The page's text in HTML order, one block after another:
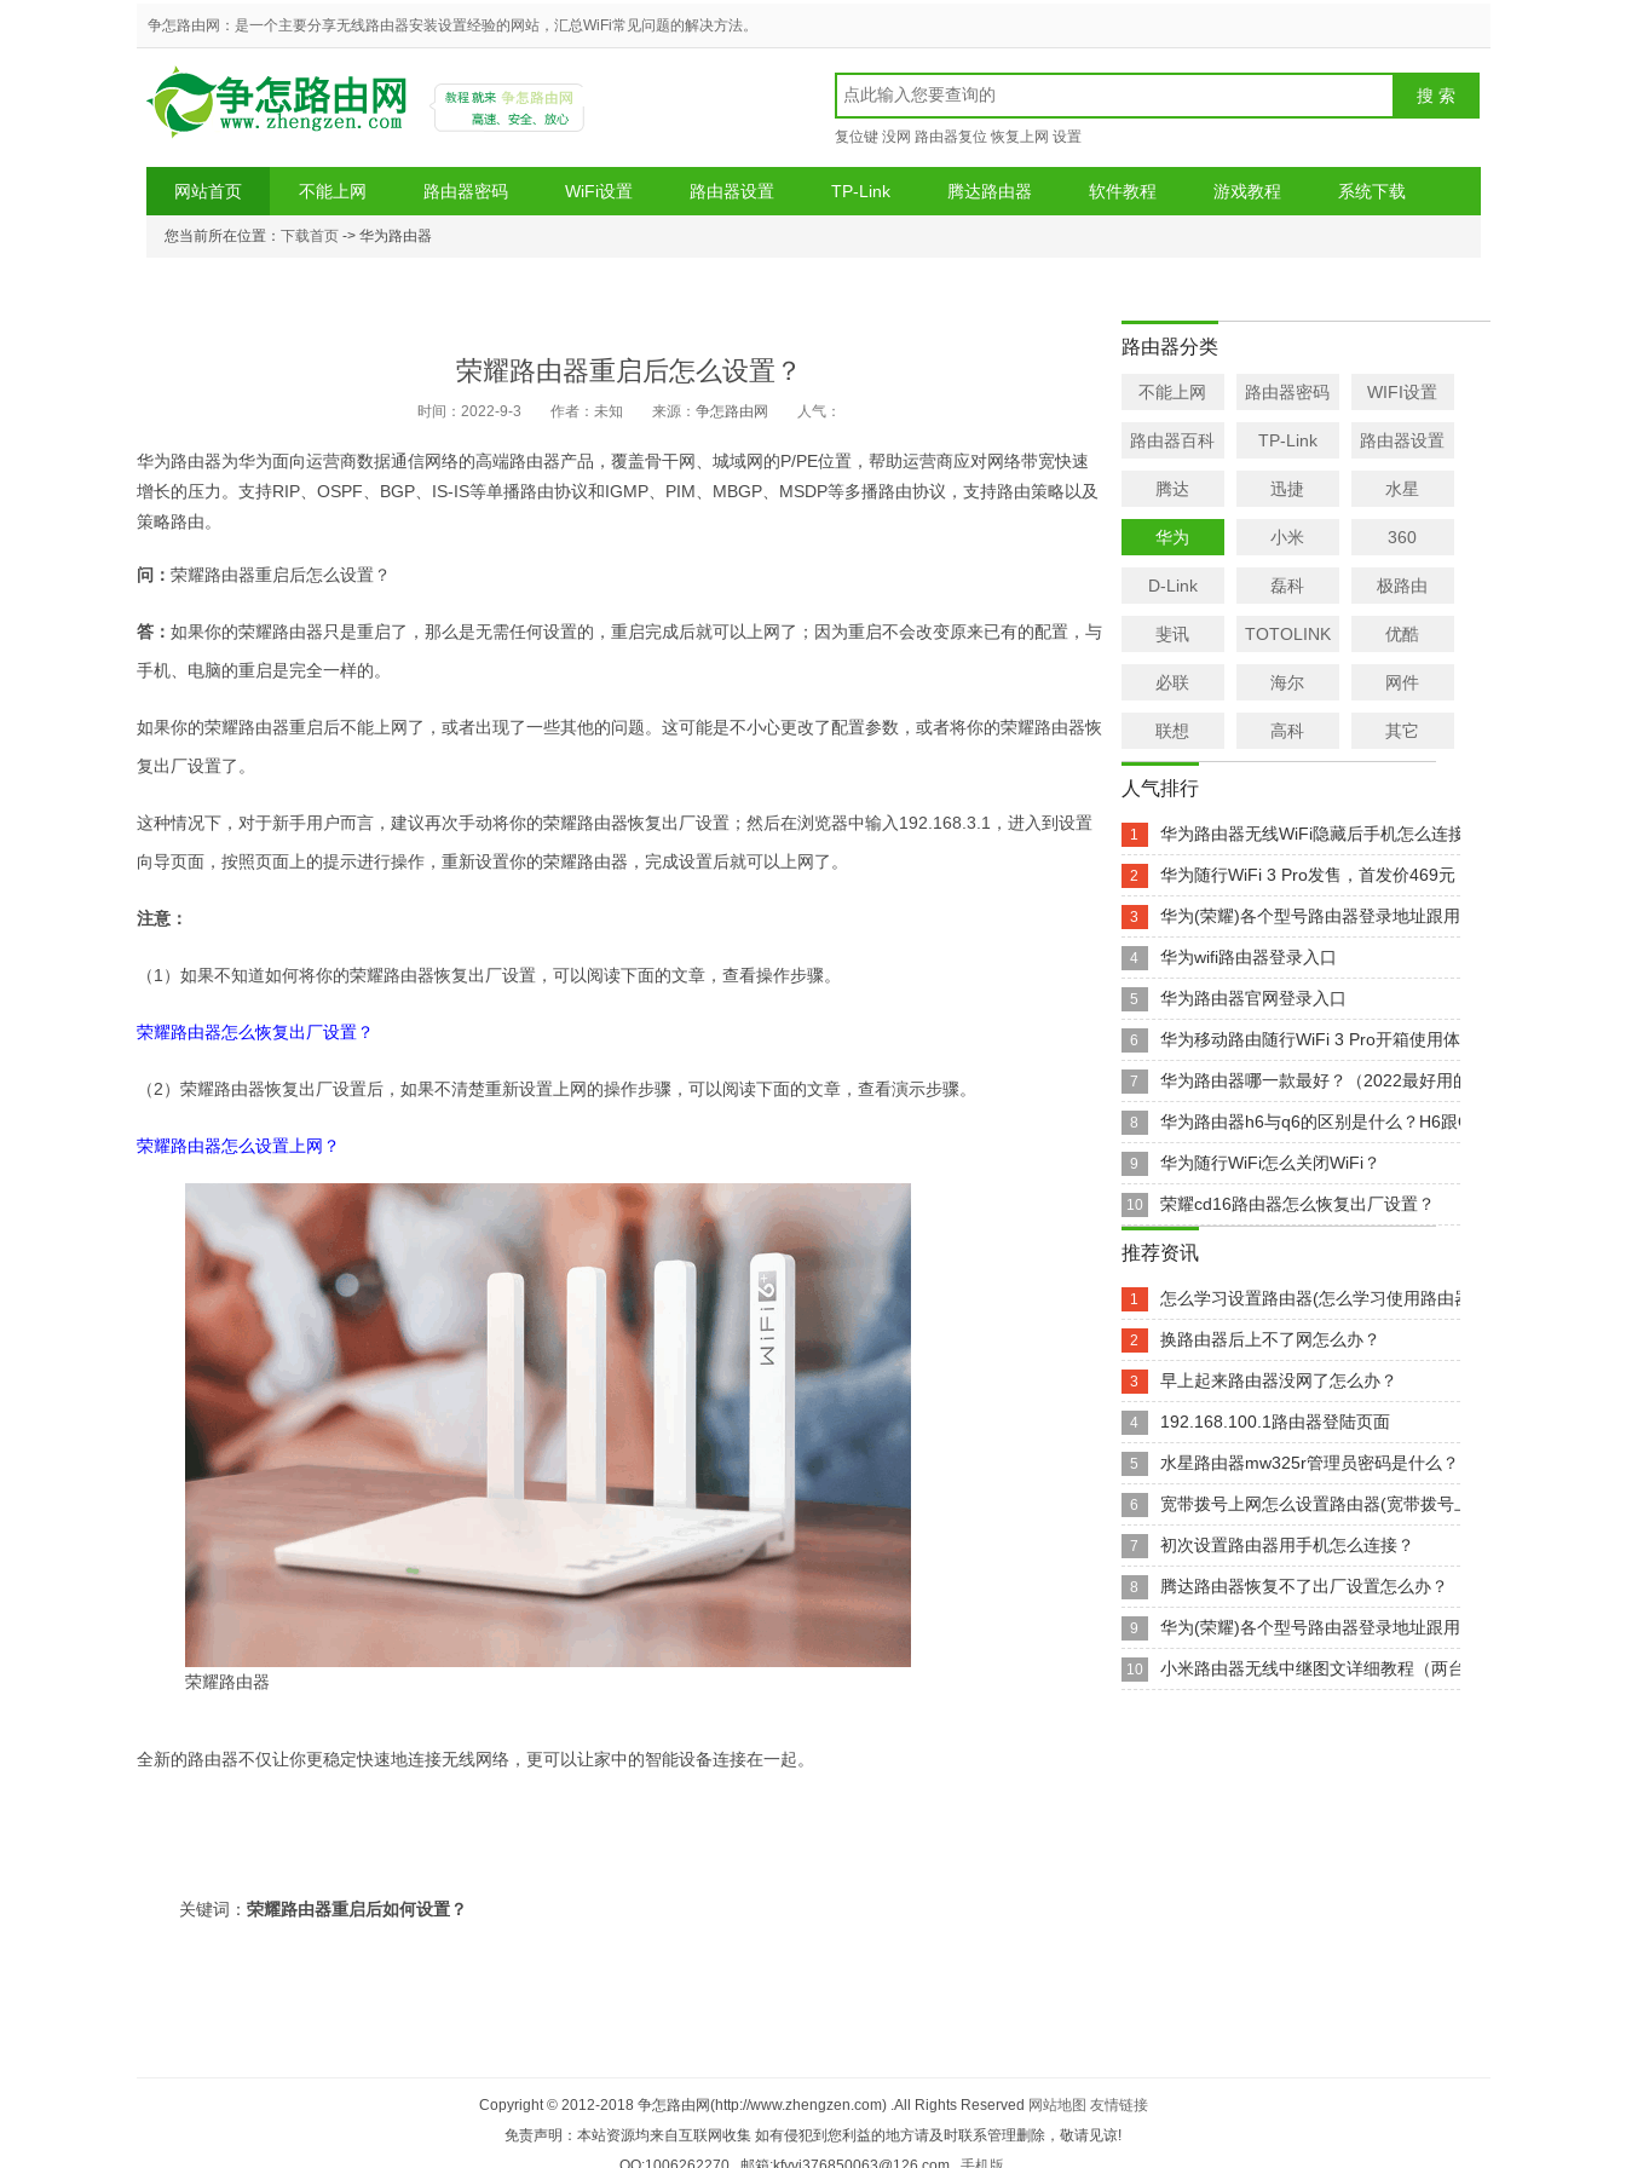
争怎路由网：是一个主要分享无线路由器安装设置经验的网站，汇总WiFi常见问题的解决方法。
争怎路由网
复位键 没网 路由器复位 恢复上网 设置
网站首页 不能上网 路由器密码 WiFi设置 路由器设置 TP-Link 腾达路由器 软件教程 游戏教程 系统下载
您当前所在位置： 下载首页-> 华为路由器
荣耀路由器重启后怎么设置？
时间：2022-9-3 作者：未知 来源： 争怎路由网 人气：
华为路由器为华为面向运营商数据通信网络的高端路由器产品，覆盖骨干网、城域网的P/PE位置，帮助运营商应对网络带宽快速
增长的压力。支持RIP、OSPF、BGP、IS-IS等单播路由协议和IGMP、PIM、MBGP、MSDP等多播路由协议，支持路由策略以及
策略路由。
问： 荣耀路由器重启后怎么设置？
答： 如果你的荣耀路由器只是重启了，那么是无需任何设置的，重启完成后就可以上网了；因为重启不会改变原来已有的配置，与
手机、电脑的重启是完全一样的。
如果你的荣耀路由器重启后不能上网了，或者出现了一些其他的问题。这可能是不小心更改了配置参数，或者将你的荣耀路由器恢
复出厂设置了。
这种情况下，对于新手用户而言，建议再次手动将你的荣耀路由器恢复出厂设置；然后在浏览器中输入192.168.3.1，进入到设置
向导页面，按照页面上的提示进行操作，重新设置你的荣耀路由器，完成设置后就可以上网了。
注意：
（1）如果不知道如何将你的荣耀路由器恢复出厂设置，可以阅读下面的文章，查看操作步骤。
荣耀路由器怎么恢复出厂设置？
（2）荣耀路由器恢复出厂设置后，如果不清楚重新设置上网的操作步骤，可以阅读下面的文章，查看演示步骤。
荣耀路由器怎么设置上网？
荣耀路由器
全新的路由器不仅让你更稳定快速地连接无线网络，更可以让家中的智能设备连接在一起。
关键词： 荣耀路由器重启后如何设置？
路由器分类
不能上网 路由器密码 WIFI设置
路由器百科 TP-Link 路由器设置
腾达 迅捷 水星
华为 小米 360
D-Link 磊科 极路由
斐讯 TOTOLINK 优酷
必联 海尔 网件
联想 高科 其它
人气排行
1 华为路由器无线WiFi隐藏后手机怎么连接？
2 华为随行WiFi 3 Pro发售，首发价469元
3 华为(荣耀)各个型号路由器登录地址跟用户名密码下文
4 华为wifi路由器登录入口
5 华为路由器官网登录入口
6 华为移动路由随行WiFi 3 Pro开箱使用体验
7 华为路由器哪一款最好？（2022最好用的三款华为路由器）
8 华为路由器h6与q6的区别是什么？H6跟Q6买哪一个好？
9 华为随行WiFi怎么关闭WiFi？
10 荣耀cd16路由器怎么恢复出厂设置？
推荐资讯
1 怎么学习设置路由器(怎么学习使用路由器)
2 换路由器后上不了网怎么办？
3 早上起来路由器没网了怎么办？
4 192.168.100.1路由器登陆页面
5 水星路由器mw325r管理员密码是什么？
6 宽带拨号上网怎么设置路由器(宽带拨号上网手机怎么连接路
7 初次设置路由器用手机怎么连接？
8 腾达路由器恢复不了出厂设置怎么办？
9 华为(荣耀)各个型号路由器登录地址跟用户名密码下文
10 小米路由器无线中继图文详细教程（两台路由器无线中继连接
Copyright © 2012-2018 争怎路由网(http://www.zhengzen.com).All Rights Reserved 网站地图 友情链接
免责声明：本站资源均来自互联网收集 如有侵犯到您利益的地方请及时联系管理删除，敬请见谅!